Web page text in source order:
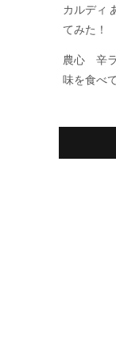
カルディ
てみた！
農心 辛ラ
味を食べ